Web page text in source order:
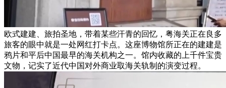
欧式建建、旅拍圣地，带着某些汗青的回忆，粤海关正在良多
旅客的眼中就是一处网红打卡点。这座博物馆所正在的建建是
鸦片和平后中国最早的海关机构之一。馆内收藏的上千件宝贵
文物，记实了近代中国对外商业取海关轨制的演变过程。